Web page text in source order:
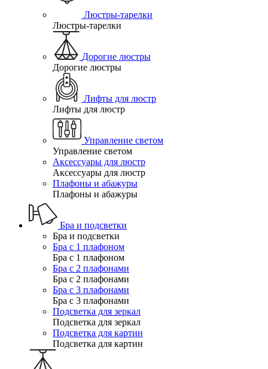
Люстры-тарелки
Люстры-тарелки
Дорогие люстры
Дорогие люстры
Лифты для люстр
Лифты для люстр
Управление светом
Управление светом
Аксессуары для люстр
Аксессуары для люстр
Плафоны и абажуры
Плафоны и абажуры
Бра и подсветки
Бра и подсветки
Бра с 1 плафоном
Бра с 1 плафоном
Бра с 2 плафонами
Бра с 2 плафонами
Бра с 3 плафонами
Бра с 3 плафонами
Подсветка для зеркал
Подсветка для зеркал
Подсветка для картин
Подсветка для картин